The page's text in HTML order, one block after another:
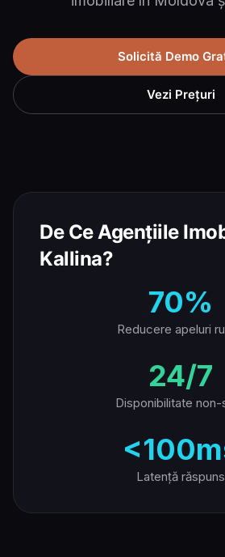
Solicită Demo
Vezi Prețuri
De Ce Agențiile
Kallina?
70%
Reducere apeluri
24/7
Disponibilitate
<
Latență răspuns